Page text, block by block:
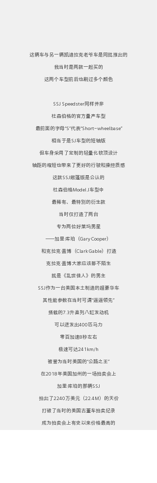
这辆车与另一辆凯迪拉克老爷车是同批推出的
我当时是两款一起买的
这两个车型前后也刷过多个颜色
SSJ Speedster同样并非
杜森伯格的官方量产车型
最前面的字母“S”代表“Short-wheelbase”
相当于是SJ车型的短轴版
但车身采用了定制的轻量化软顶设计
轴距的缩短也带来了更好的行驶和操控质感
这款SSJ敞篷版是公认的
杜森伯格Model J车型中
最稀有、最特别的衍生款
当时仅打造了两台
专为两位好莱坞男星
——加里·库珀（Gary Cooper）
和克拉克·盖博（Clark Gable）打造
克拉克·盖博大家应该都不陌生
就是《乱世佳人》的男主
SSJ作为一台美国本土制造的超豪华车
其性能参数在当时可谓“遥遥领先”
搭载的7.3升直列八缸发动机
可以迸发出400匹马力
零百加速8秒左右
极速可达241km/h
被誉为当时美国的“公路之王”
在2018年美国加州的一场拍卖会上
加里·库珀的那辆SSJ
拍出了2240万美元（22.4M）的天价
打破了当时的美国古董车拍卖纪录
成为拍卖会上有史以来价格最高的